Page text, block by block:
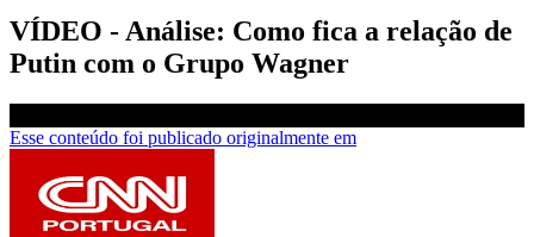
VÍDEO - Análise: Como fica a relação de
Putin com o Grupo Wagner
Esse conteúdo foi publicado originalmente em